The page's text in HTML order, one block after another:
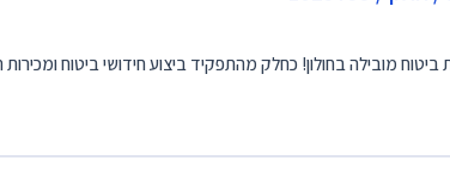
מובילה בחולון! כחלק מהתפקיד ביצוע חידושי ביטוח ומכירות